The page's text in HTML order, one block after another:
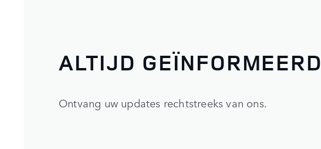
ALTIJD GEÏNFORMEERD
Ontvang uw updates rechtstreeks van ons.